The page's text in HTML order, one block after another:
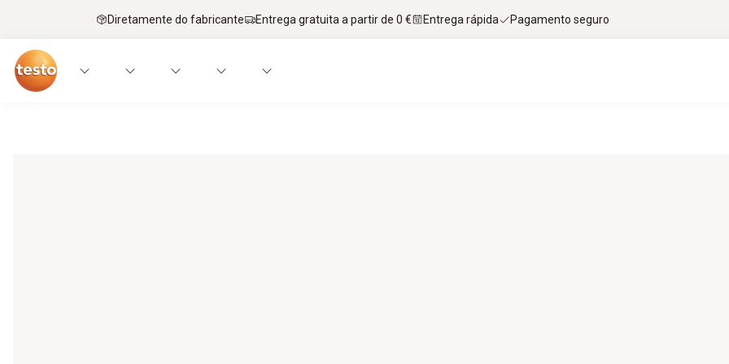
Diretamente do fabricante Entrega gratuita a partir de 0 € Entrega rápida Pagamento seguro